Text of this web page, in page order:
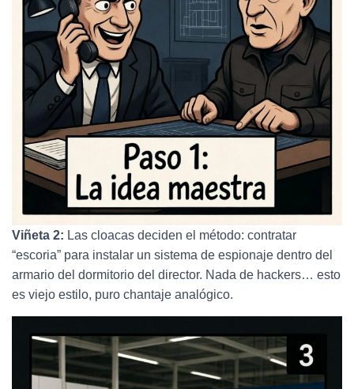
Viñeta 2: Las cloacas deciden el método: contratar
“escoria” para instalar un sistema de espionaje dentro del
armario del dormitorio del director. Nada de hackers… esto
es viejo estilo, puro chantaje analógico.